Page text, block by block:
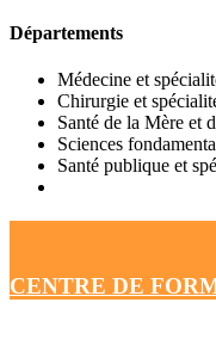
Départements
Médecine et
Chirurgie et
Santé de la Mère et
Sciences
Santé publique et
CENTRE DE